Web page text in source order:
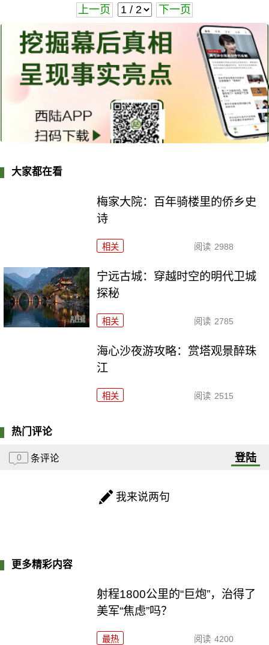
上一页 下一页
大家都在看
梅家大院：百年骑楼里的侨乡史
诗
相关 阅读 2988
宁远古城：穿越时空的明代卫城
探秘
相关 阅读 2785
海心沙夜游攻略：赏塔观景醉珠
江
相关 阅读 2515
热门评论
0 条评论 登陆
我来说两句
更多精彩内容
射程1800公里的“巨炮”，治得了
美军“焦虑”吗？
最热 阅读 4200